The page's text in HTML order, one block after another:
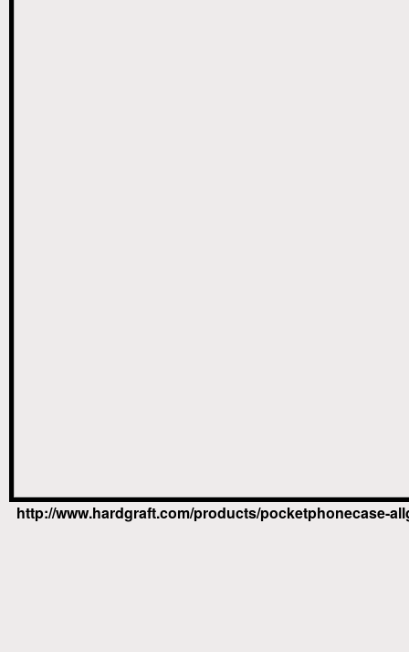
http://www.hardgraft.com/products/pocketphonecase-